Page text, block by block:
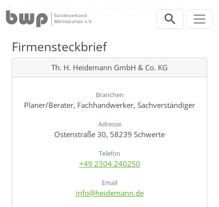
Th. H. Heidemann GmbH & Co. KG
Firmensteckbrief
Th. H. Heidemann GmbH & Co. KG
Branchen
Planer/Berater, Fachhandwerker, Sachverständiger
Adresse
Ostenstraße 30, 58239 Schwerte
Telefon
+49 2304 240250
Email
info@heidemann.de